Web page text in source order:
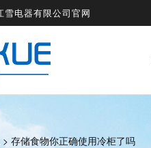
电器有限公司官网
> 存储食物你正确使用冷柜了吗